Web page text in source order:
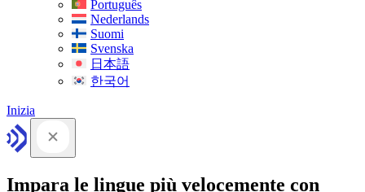
Português
Nederlands
Suomi
Svenska
日本語
한국어
Inizia
Impara le lingue più velocemente con